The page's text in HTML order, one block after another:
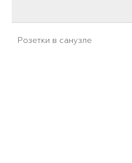
Розетки в санузле